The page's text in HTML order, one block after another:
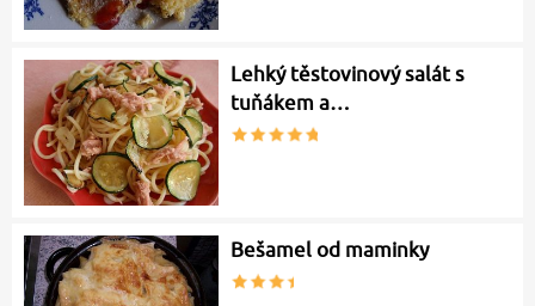
Lehký těstovinový salát s
tuňákem a…
Bešamel od maminky